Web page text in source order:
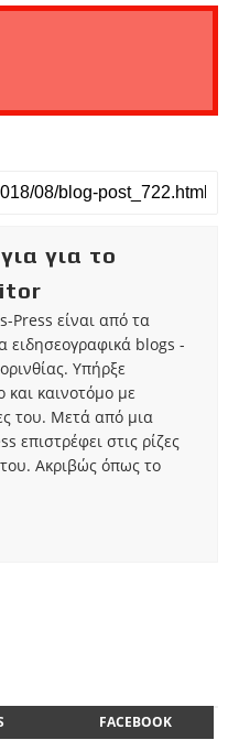
για το
Press είναι από τα
ειδησεογραφικά blogs -
Υπήρξε
καινοτόμο με
του. Μετά από μια
επιστρέφει στις ρίζες
Ακριβώς όπως το
FACEBOOK